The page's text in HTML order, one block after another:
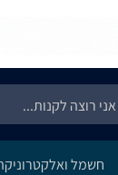
חשמל